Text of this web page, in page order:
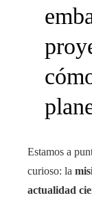
Estamos a
curioso: la
actualidad